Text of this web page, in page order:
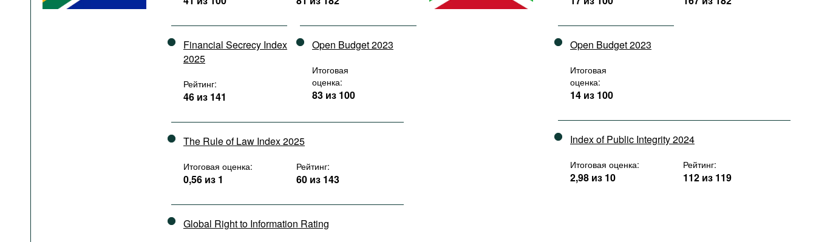
Financial Secrecy Index
2025
Рейтинг:
46 из 141
Open Budget 2023
Итоговая
оценка:
83 из 100
The Rule of Law Index 2025
Итоговая оценка:
0,56 из 1
Рейтинг:
60 из 143
Global Right to Information Rating
Open Budget 2023
Итоговая
оценка:
14 из 100
Index of Public Integrity 2024
Итоговая оценка:
2,98 из 10
Рейтинг:
112 из 119